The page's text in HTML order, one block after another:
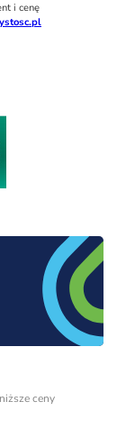
i cenę
ceny